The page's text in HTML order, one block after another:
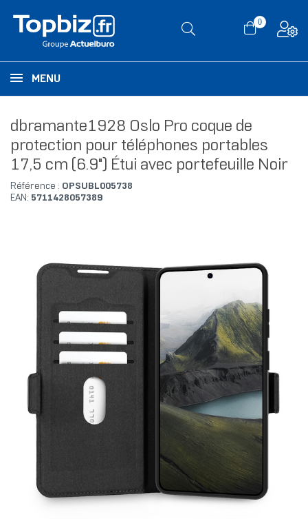
0
MENU
dbramante1928 Oslo Pro coque de
protection pour téléphones portables
17,5 cm (6.9") Étui avec portefeuille Noir
Référence : OPSUBL005738
EAN: 5711428057389